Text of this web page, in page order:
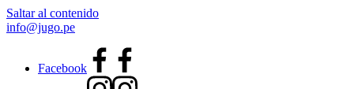
Saltar al contenido
info@jugo.pe
Facebook